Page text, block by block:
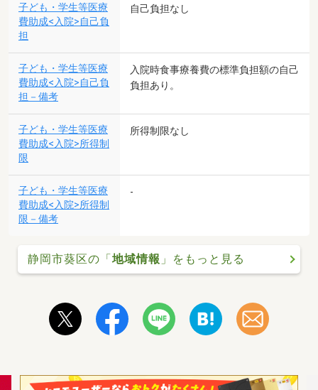
子ども・学生等医療
費助成<入院>自己負
担
自己負担なし
子ども・学生等医療
費助成<入院>自己負
担－備考
入院時食事療養費の標準負担額の自己
負担あり。
子ども・学生等医療
費助成<入院>所得制
限
所得制限なし
子ども・学生等医療
費助成<入院>所得制
限－備考
-
静岡市葵区の「 地域情報 」をもっと見る